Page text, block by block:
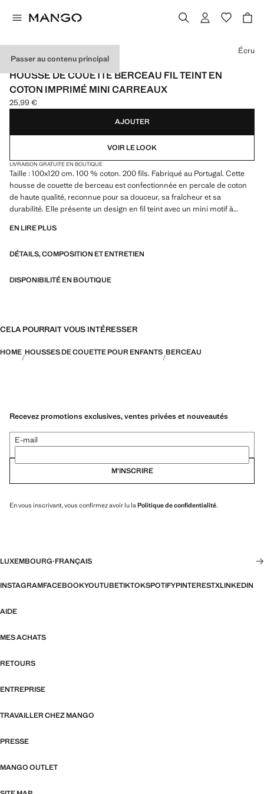
Passer au contenu principal
MADE IN PORTUGAL
HOUSSE DE COUETTE BERCEAU FIL TEINT EN
COTON IMPRIMÉ MINI CARREAUX
Prix actuel [25,99 € ]
25,99 €
Choisissez une couleur
Écru
AJOUTER
VOIR LE LOOK
LIVRAISON GRATUITE EN BOUTIQUE
Taille : 100x120 cm. 100 % coton. 200 fils. Fabriqué au Portugal. Cette
housse de couette de berceau est confectionnée en percale de coton
de haute qualité, reconnue pour sa douceur, sa fraîcheur et sa
durabilité. Elle présente un design en fil teint avec un mini motif à
idéale pour toute chambre d'enfant. Associez-le avec d'autres produits
EN LIRE PLUS
DÉTAILS, COMPOSITION ET ENTRETIEN
DISPONIBILITÉ EN BOUTIQUE
CELA POURRAIT VOUS INTÉRESSER
HOME HOUSSES DE COUETTE POUR ENFANTS BERCEAU
Recevez promotions exclusives, ventes privées et nouveautés
E-mail
M’INSCRIRE
En vous inscrivant, vous confirmez avoir lu la Politique de confidentialité.
LUXEMBOURG·FRANÇAIS
INSTAGRAMFACEBOOKYOUTUBETIKTOKSPOTIFYPINTERESTXLINKEDIN
AIDE
MES ACHATS
RETOURS
ENTREPRISE
TRAVAILLER CHEZ MANGO
PRESSE
MANGO OUTLET